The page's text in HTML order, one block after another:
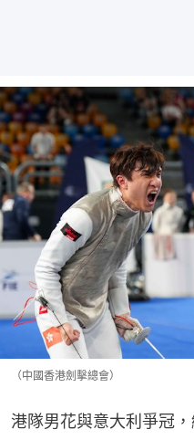
（中國香港劍擊總會）
港隊男花與意大利爭冠